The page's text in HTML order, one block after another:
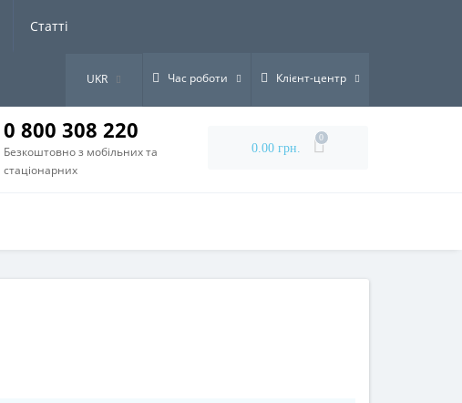
Статті
UKR Час роботи Клієнт-центр
0 800 308 220
Безкоштовно з мобільних та
стаціонарних
0.00 грн.
0